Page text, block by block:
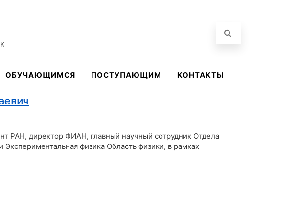
ОБУЧАЮЩИМСЯ ПОСТУПАЮЩИМ КОНТАКТЫ
РАН, директор ФИАН, главный научный сотрудник Отдела
физика Область физики, в рамках